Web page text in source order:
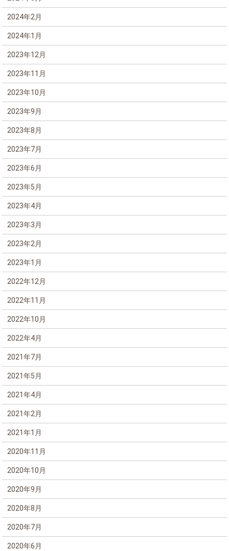
2024年2月
2024年1月
2023年12月
2023年11月
2023年10月
2023年9月
2023年8月
2023年7月
2023年6月
2023年5月
2023年4月
2023年3月
2023年2月
2023年1月
2022年12月
2022年11月
2022年10月
2022年4月
2021年7月
2021年5月
2021年4月
2021年2月
2021年1月
2020年11月
2020年10月
2020年9月
2020年8月
2020年7月
2020年6月